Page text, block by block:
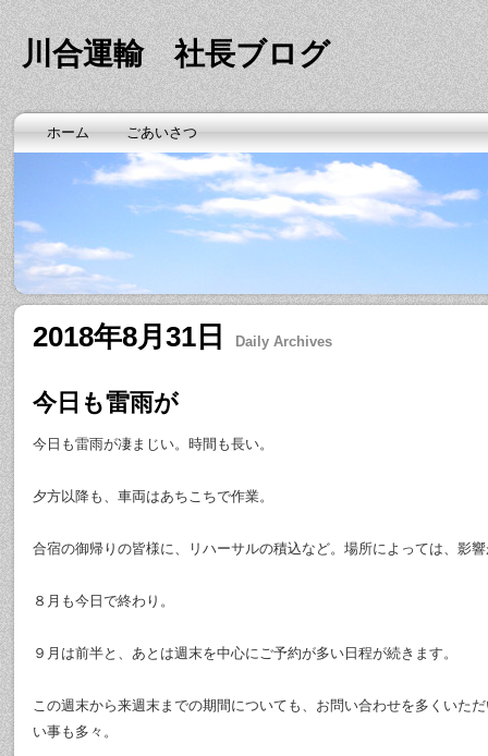
川合運輸 社長ブログ
ホーム ごあいさつ
2018年8月31日 Daily Archives
今日も雷雨が
今日も雷雨が凄まじい。時間も長い。
夕方以降も、車両はあちこちで作業。
合宿の御帰りの皆様に、リハーサルの積込など。場所によっては、影
８月も今日で終わり。
９月は前半と、あとは週末を中心にご予約が多い日程が続きます。
この週末から来週末までの期間についても、お問い合わせを多くいた
い事も多々。